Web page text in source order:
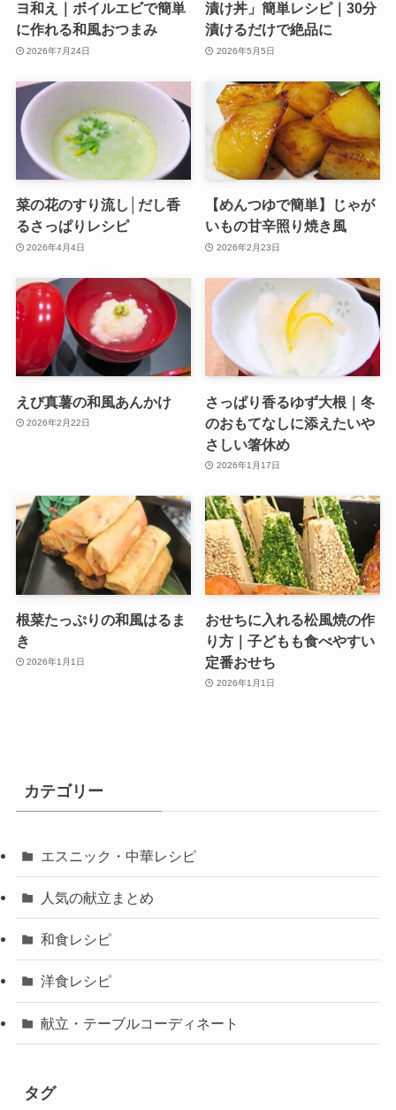
ヨ和え｜ボイルエビで簡単
に作れる和風おつまみ
2026年7月24日
漬け丼」簡単レシピ｜30分
漬けるだけで絶品に
2026年5月5日
菜の花のすり流し│だし香
るさっぱりレシピ
2026年4月4日
【めんつゆで簡単】じゃが
いもの甘辛照り焼き風
2026年2月23日
えび真薯の和風あんかけ
2026年2月22日
さっぱり香るゆず大根｜冬
のおもてなしに添えたいや
さしい箸休め
2026年1月17日
根菜たっぷりの和風はるま
き
2026年1月1日
おせちに入れる松風焼の作
り方｜子どもも食べやすい
定番おせち
2026年1月1日
カテゴリー
エスニック・中華レシピ
人気の献立まとめ
和食レシピ
洋食レシピ
献立・テーブルコーディネート
タグ